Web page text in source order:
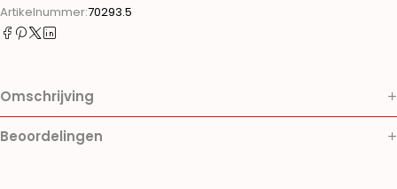
Artikelnummer:70293.5
Omschrijving
Beoordelingen